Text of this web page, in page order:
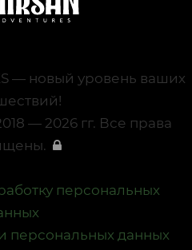
— новый уровень ваших
— 2026 гг. Все права
персональных
персональных данных